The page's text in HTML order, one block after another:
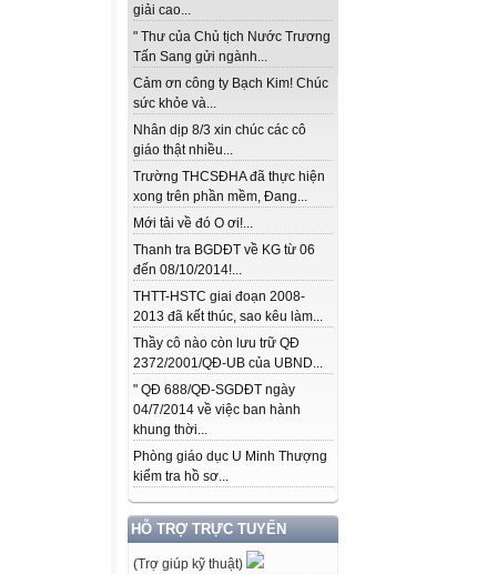
giải cao...
" Thư của Chủ tịch Nước Trương
Tấn Sang gửi ngành...
Cảm ơn công ty Bạch Kim! Chúc
sức khỏe và...
Nhân dịp 8/3 xin chúc các cô
giáo thật nhiều...
Trường THCSĐHA đã thực hiện
xong trên phần mềm, Đang...
Mới tải về đó O ơi!...
Thanh tra BGDĐT về KG từ 06
đến 08/10/2014!...
THTT-HSTC giai đoạn 2008-
2013 đã kết thúc, sao kêu làm...
Thầy cô nào còn lưu trữ QĐ
2372/2001/QĐ-UB của UBND...
" QĐ 688/QĐ-SGDĐT ngày
04/7/2014 về việc ban hành
khung thời...
Phòng giáo dục U Minh Thượng
kiểm tra hồ sơ...
HỖ TRỢ TRỰC TUYẾN
(Trợ giúp kỹ thuật)